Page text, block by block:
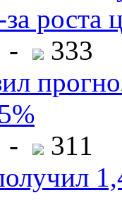
роста
-
333
-
311